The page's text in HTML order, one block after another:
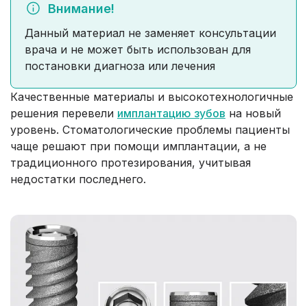
Внимание!
Данный материал не заменяет консультации
врача и не может быть использован для
постановки диагноза или лечения
Качественные материалы и высокотехнологичные
решения перевели имплантацию зубов на новый
уровень. Стоматологические проблемы пациенты
чаще решают при помощи имплантации, а не
традиционного протезирования, учитывая
недостатки последнего.